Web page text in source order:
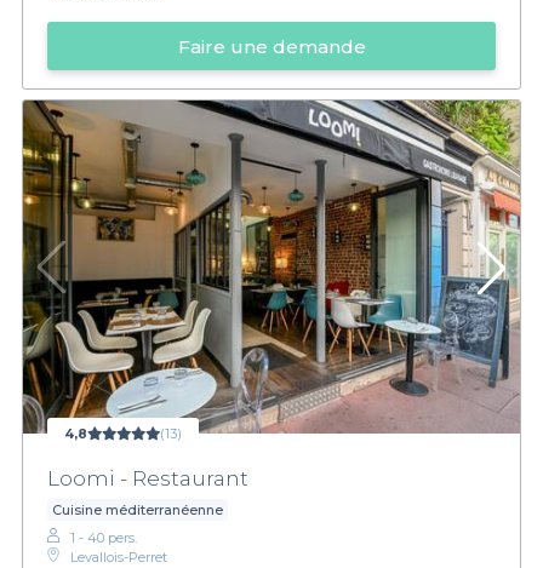
Faire une demande
4,8 (13)
Loomi - Restaurant
Cuisine méditerranéenne
1 - 40 pers.
Levallois-Perret